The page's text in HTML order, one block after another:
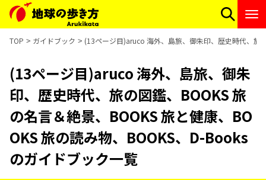
TOP ガイドブック (13ページ目)aruco 海外、島旅、御朱印、歴史時代、旅
(13ページ目)aruco 海外、島旅、御朱
印、歴史時代、旅の図鑑、BOOKS 旅
の名言＆絶景、BOOKS 旅と健康、BO
OKS 旅の読み物、BOOKS、D-Books
のガイドブック一覧